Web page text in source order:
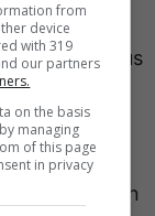
proprio
alla Juventus
del Real
le cose ed in
from
device
with 319
our partners
on the basis
managing
of this page
in privacy